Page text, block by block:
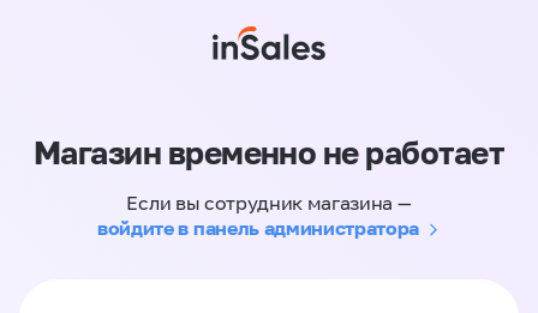
Магазин временно не работает
Если вы сотрудник магазина —
войдите в панель администратора